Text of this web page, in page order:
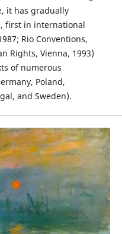
it has gradually
first in international
Rio Conventions,
Rights, Vienna, 1993)
of numerous
Poland,
and Sweden).